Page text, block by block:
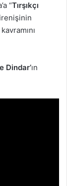
“Tırşıkçı
kavramını
Dindar’ın